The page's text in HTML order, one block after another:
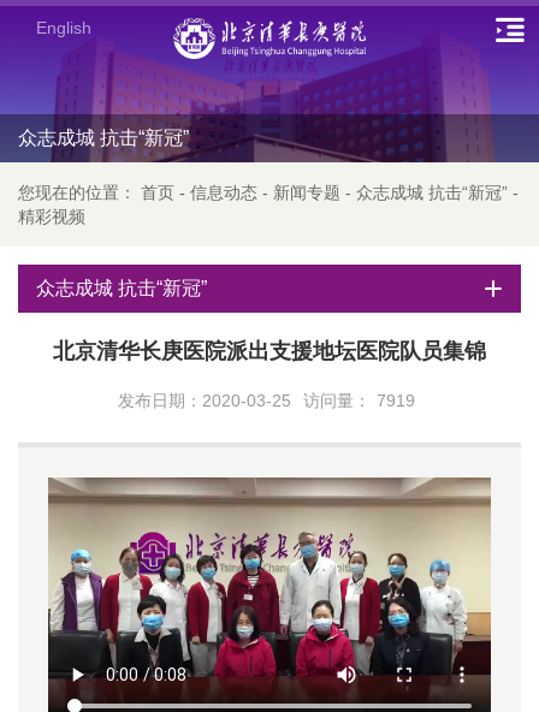
English
众志成城 抗击“新冠”
您现在的位置： 首页 - 信息动态 - 新闻专题 - 众志成城 抗击“新冠” -
精彩视频
众志成城 抗击“新冠”
北京清华长庚医院派出支援地坛医院队员集锦
发布日期：2020-03-25 访问量： 7919